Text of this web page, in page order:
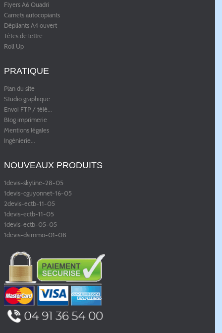
Flyers A6 Quadri
Carnets autocopiants
Dépliants A4 ouvert
Têtes de lettre
Roll Up
PRATIQUE
Plan du site
Studio graphique
Envoi FTP / télé...
Blog imprimerie
Mentions légales
Ingénierie...
NOUVEAUX PRODUITS
1devis-skyline-28-05
1devis-cguyonnet-16-05
2devis-ectb-11-05
1devis-ectb-11-05
1devis-ectb-05-05
1devis-dsimmo-01-08